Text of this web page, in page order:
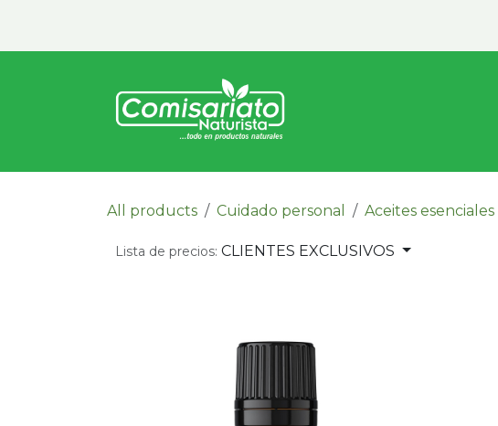
All products Cuidado personal Aceites esenciales
Lista de precios: CLIENTES EXCLUSIVOS